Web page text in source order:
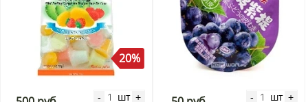
20%
- шт + - шт +